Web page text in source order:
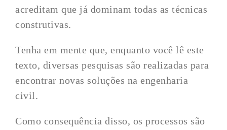
acreditam que já dominam todas as técnicas
construtivas.
Tenha em mente que, enquanto você lê este
texto, diversas pesquisas são realizadas para
encontrar novas soluções na engenharia
civil.
Como consequência disso, os processos são